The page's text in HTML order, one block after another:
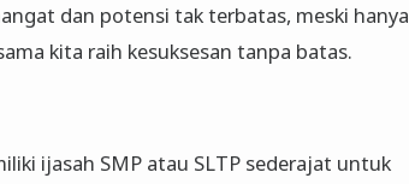
dan potensi tak terbatas, meski hanya
kita raih kesuksesan tanpa batas.
ijasah SMP atau SLTP sederajat untuk